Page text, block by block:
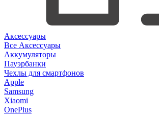
Аксессуары
Все Аксессуары
Аккумуляторы
Пауэрбанки
Чехлы для смартфонов
Apple
Samsung
Xiaomi
OnePlus